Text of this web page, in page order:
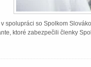
spolupráci so Spolkom
ktoré zabezpečili členky